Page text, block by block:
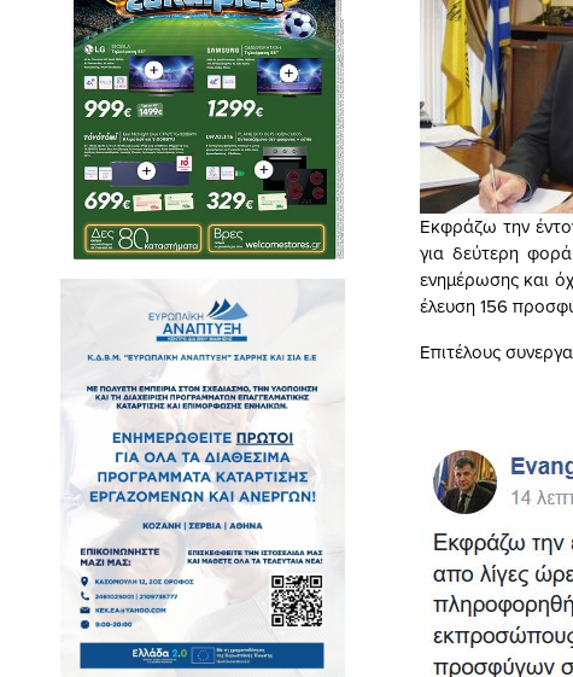
Εκφράζω την
για δεύτερη
ενημέρωσης και
έλευση 156
Επιτέλους